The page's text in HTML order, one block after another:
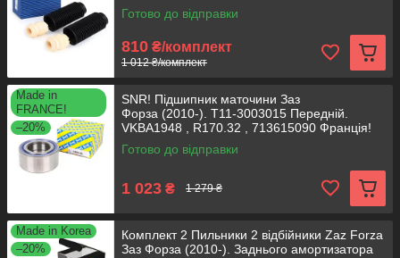
Готово до відправки
810 ₴/комплект
1 012 ₴/комплект
Made in
FRANCE!
–20%
SNR! Підшипник маточини Заз
Форза (2010-). T11-3003015 Передній.
VKBA1948 , R170.32 , 713615090 Франція!
Готово до відправки
1 023 ₴ 1 279 ₴
Made in Korea
–20%
Комплект 2 Пильники 2 відбійники Zaz Forza
Заз Форза (2010-). Заднього амортизатора